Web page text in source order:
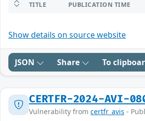
TITLE PUBLICATION TIME
Show details on source website
JSON Share To
CERTFR-2024-AVI-
Vulnerability from certfr_avis -